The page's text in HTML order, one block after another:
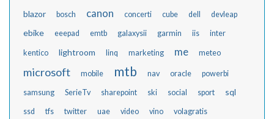
blazor bosch canon concerti cube dell devleap
ebike eeepad emtb galaxysii garmin iis inter
kentico lightroom linq marketing me meteo
microsoft mobile mtb nav oracle powerbi
samsung SerieTv sharepoint ski social sport sql
ssd tfs twitter uae video vino volagratis